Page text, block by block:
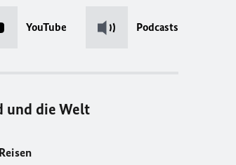
YouTube Podcasts
und die Welt